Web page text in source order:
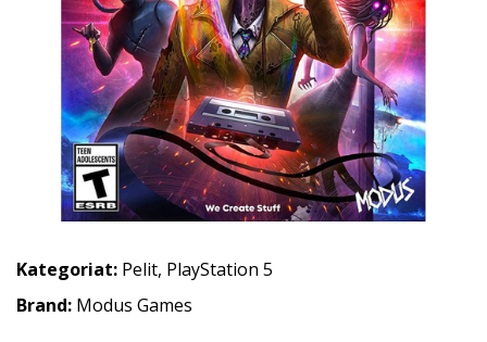
Kategoriat: Pelit, PlayStation 5
Brand: Modus Games